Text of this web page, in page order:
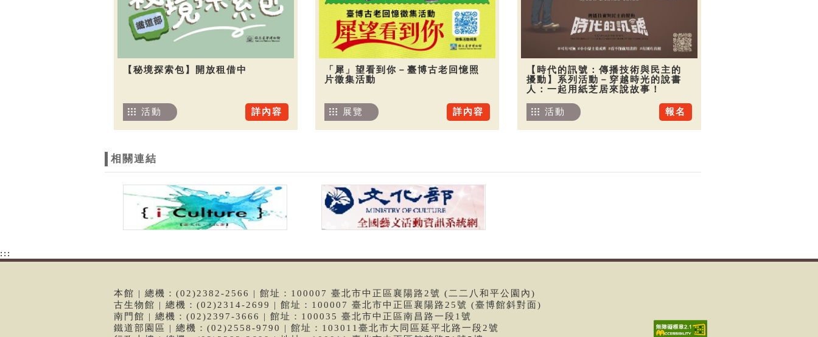
【秘境探索包】開放租借中
詳內容
活動
「犀」望看到你－臺博古老回憶照
片徵集活動
詳內容
展覽
【時代的訊號：傳播技術與民主的
擾動】系列活動－穿越時光的說書
人：一起用紙芝居來說故事！
報名
活動
相關連結
:::
本館 | 總機：(02)2382-2566 | 館址：100007 臺北市中正區襄陽路2號 (二二八和平公園內)
古生物館 | 總機：(02)2314-2699 | 館址：100007 臺北市中正區襄陽路25號 (臺博館斜對面)
南門館 | 總機：(02)2397-3666 | 館址：100035 臺北市中正區南昌路一段1號
鐵道部園區 | 總機：(02)2558-9790 | 館址：103011臺北市大同區延平北路一段2號